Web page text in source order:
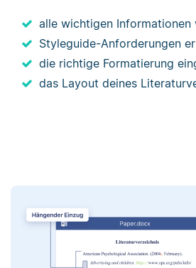
alle wichtigen Informationen
Styleguide-Anforderungen
die richtige Formatierung
das Layout deines